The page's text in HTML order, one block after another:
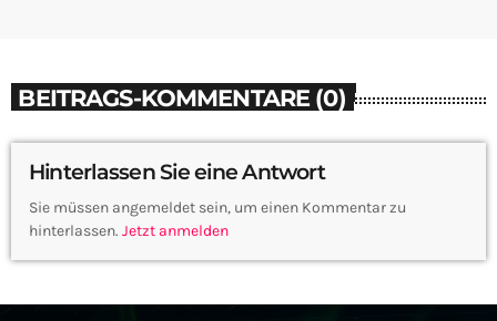
BEITRAGS-KOMMENTARE (0)
Hinterlassen Sie eine Antwort
Sie müssen angemeldet sein, um einen Kommentar zu
hinterlassen. Jetzt anmelden